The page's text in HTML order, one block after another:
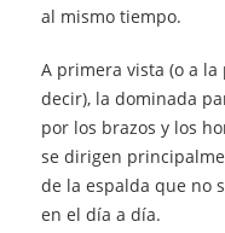
al mismo tiempo.
A primera vista (o a
decir), la dominada
por los brazos y los
se dirigen
de la espalda que no
en el día a día.